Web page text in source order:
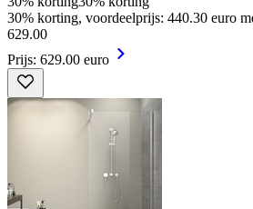
30% korting, voordeelprijs: 440.30 euro
629.00
Prijs: 629.00 euro